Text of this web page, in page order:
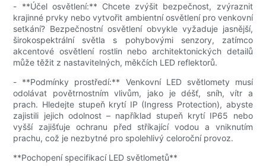
- **Účel osvětlení:** Chcete zvýšit bezpečnost, zvýraznit
krajinné prvky nebo vytvořit ambientní osvětlení pro venkovní
setkání? Bezpečnostní osvětlení obvykle vyžaduje jasnější,
širokospektrální světla s pohybovými senzory, zatímco
akcentové osvětlení rostlin nebo architektonických detailů
může těžit z nastavitelných, měkčích LED reflektorů.
- **Podmínky prostředí:** Venkovní LED světlomety musí
odolávat povětrnostním vlivům, jako je déšť, sníh, vítr a
prach. Hledejte stupeň krytí IP (Ingress Protection), abyste
zajistili jejich odolnost – například stupeň krytí IP65 nebo
vyšší zajišťuje ochranu před stříkající vodou a vniknutím
prachu, což je nezbytné pro spolehlivý celoroční provoz.
**Pochopení specifikací LED světlometů**